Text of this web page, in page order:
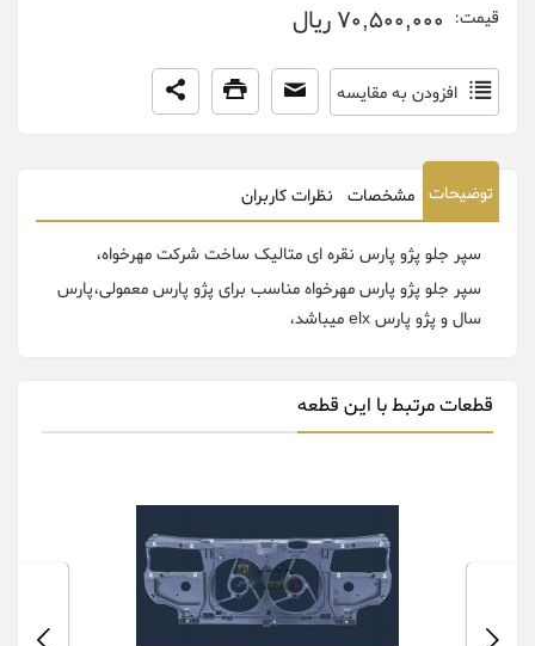
قیمت: 70,500,000 ریال
افزودن به مقایسه
توضیحات مشخصات نظرات کاربران
سپر جلو پژو پارس نقره ای متالیک ساخت شرکت مهرخواه،
سپر جلو پژو پارس مهرخواه مناسب برای پژو پارس معمولی،پارس
سال و پژو پارس elx میباشد،
قطعات مرتبط با این قطعه